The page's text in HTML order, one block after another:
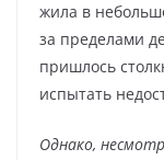
жила в
за пределами
пришлось
испытать
Однако,